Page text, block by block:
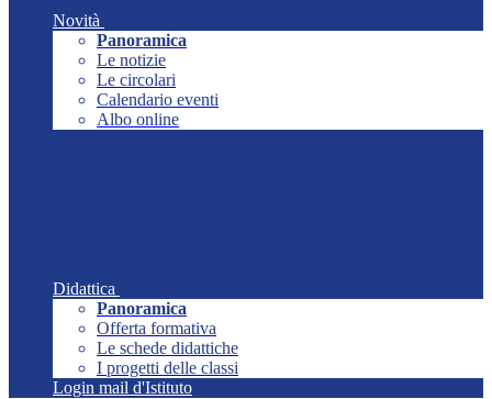
Novità
Panoramica
Le notizie
Le circolari
Calendario eventi
Albo online
Didattica
Panoramica
Offerta formativa
Le schede didattiche
I progetti delle classi
Login mail d'Istituto